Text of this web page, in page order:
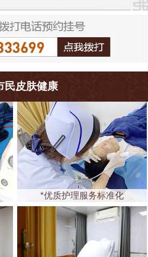
民皮肤健康
*优质护理服务标准化